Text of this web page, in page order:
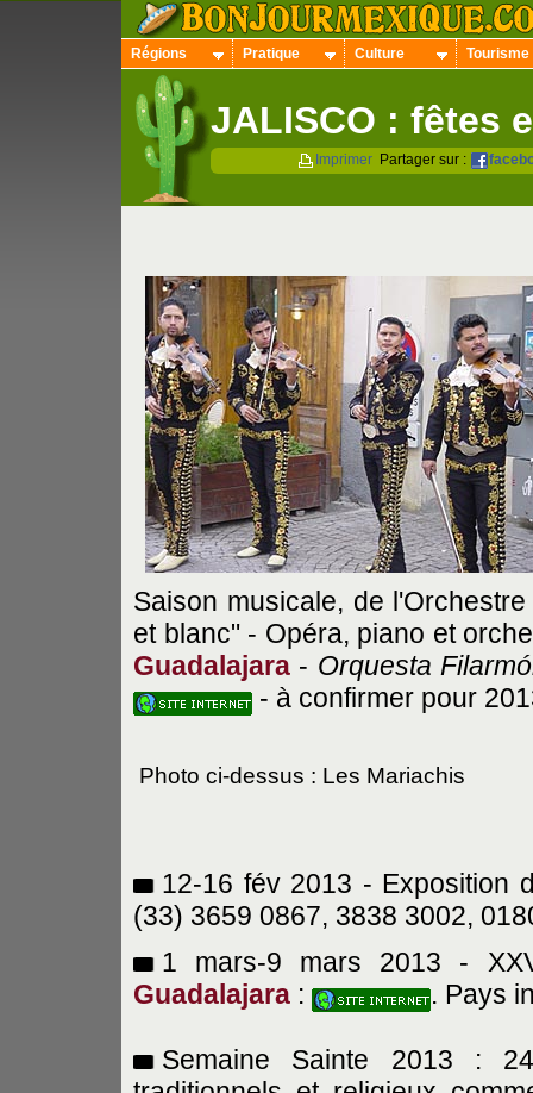
Régions Pratique Culture Tourisme
JALISCO : fêtes
Imprimer Partager sur :
Saison musicale, de
et blanc" - Opéra, piano et
Guadalajara - Orquesta
- à confirmer pour
Photo ci-dessus : Les Mariachis
12-16 fév 2013 - Exposition
(33) 3659 0867, 3838 3002,
1 mars-9 mars 2013 -
Guadalajara : . Pays
Semaine Sainte 2013 :